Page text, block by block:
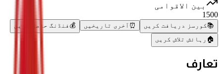
بین الاقوامی
1500
📚کورسز دریافت کریں ⏰ آخری تاریخیں 💰 فنڈنگ حاصل کریں
🏠 رہائش تلاش کریں
تعارف